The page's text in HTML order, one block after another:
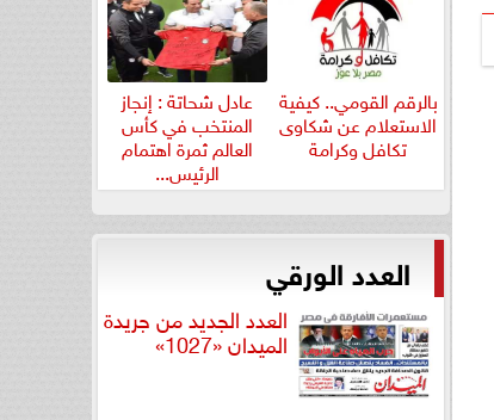
بالرقم القومي.. كيفية
الاستعلام عن شكاوى
تكافل وكرامة
عادل شحاتة : إنجاز
المنتخب في كأس
العالم ثمرة اهتمام
الرئيس...
العدد الورقي
العدد الجديد من جريدة
الميدان «1027»